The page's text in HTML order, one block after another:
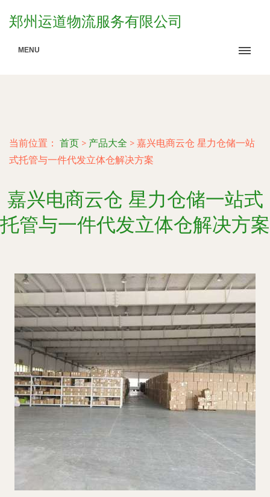
郑州运道物流服务有限公司
MENU
当前位置： 首页 > 产品大全 > 嘉兴电商云仓 星力仓储一站
式托管与一件代发立体仓解决方案
嘉兴电商云仓 星力仓储一站式
托管与一件代发立体仓解决方案